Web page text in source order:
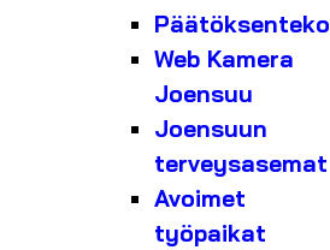
Päätöksenteko
Web Kamera
Joensuu
Joensuun
terveysasemat
Avoimet
työpaikat